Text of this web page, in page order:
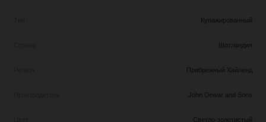
Купажированный
Шотландия
Прибрежный Хайленд
John Dewar and Sons
Светло-золотистый